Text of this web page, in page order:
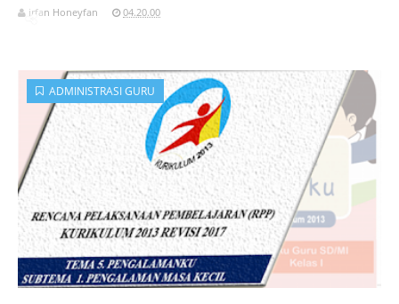
irfan Honeyfan 04.20.00
ADMINISTRASI GURU